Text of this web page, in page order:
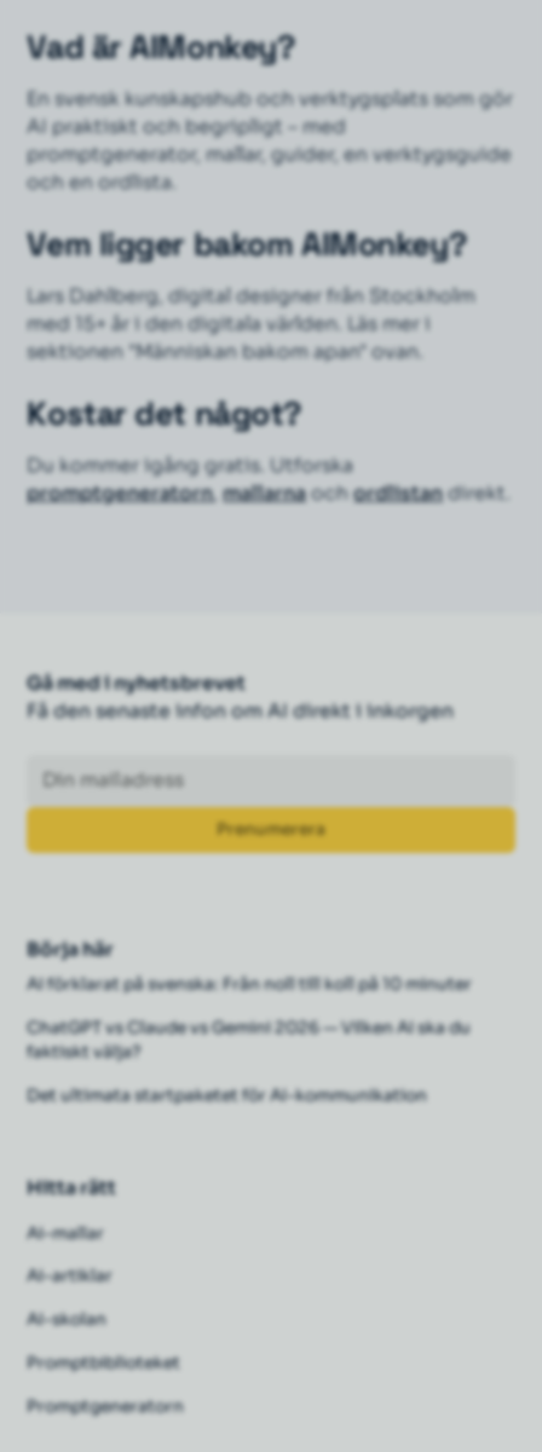
Vad är AIMonkey?
En svensk kunskapshub och verktygsplats som gör
AI praktiskt och begripligt – med
promptgenerator, mallar, guider, en verktygsguide
och en ordlista.
Vem ligger bakom AIMonkey?
Lars Dahlberg, digital designer från Stockholm
med 15+ år i den digitala världen. Läs mer i
sektionen "Människan bakom apan" ovan.
Kostar det något?
Du kommer igång gratis. Utforska
promptgeneratorn,mallarnaochordlistandirekt.
Gå med i nyhetsbrevet
Få den senaste infon om AI direkt i inkorgen
Börja här
AI förklarat på svenska: Från noll till koll på 10 minuter
ChatGPT vs Claude vs Gemini 2026 — Vilken AI ska du
faktiskt välja?
Det ultimata startpaketet för AI-kommunikation
Hitta rätt
Ai-mallar
Ai-artiklar
AI-skolan
Promptbiblioteket
Promptgeneratorn